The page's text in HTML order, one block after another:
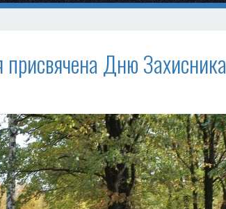
присвячена Дню Захисника